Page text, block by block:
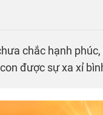
chắc hạnh
được sự xa xỉ